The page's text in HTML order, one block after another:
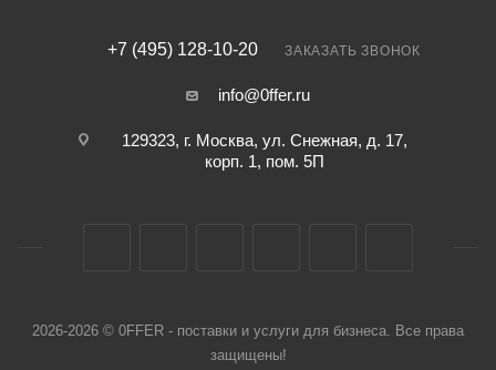
+7 (495) 128-10-20 ЗАКАЗАТЬ ЗВОНОК
info@0ffer.ru
129323, г. Москва, ул. Снежная, д. 17,
корп. 1, пом. 5П
2026-2026 © 0FFER - поставки и услуги для бизнеса. Все права
защищены!